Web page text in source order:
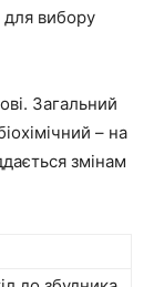
для вибору
Загальний
– на
змінам